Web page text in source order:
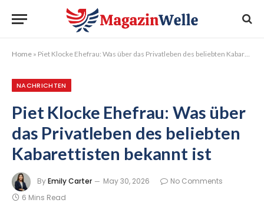
Home » Piet Klocke Ehefrau: Was über das Privatleben des beliebten Kabarettisten bekannt ist
NACHRICHTEN
Piet Klocke Ehefrau: Was über
das Privatleben des beliebten
Kabarettisten bekannt ist
ByEmily Carter May 30, 2026
No Comments
6 Mins Read